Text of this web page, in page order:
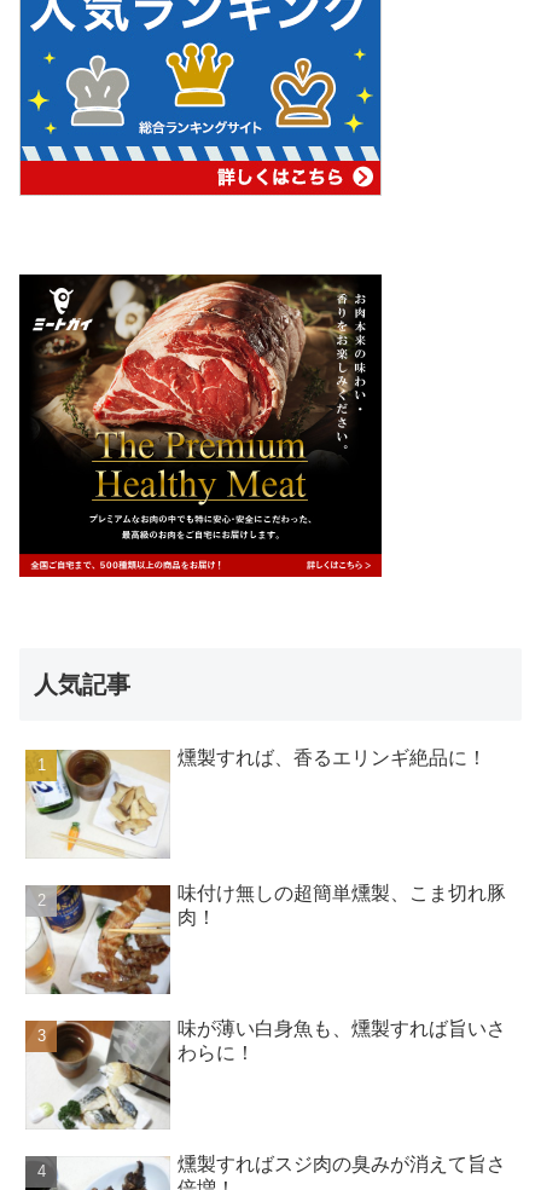
人気記事
燻製すれば、香るエリンギ絶品に！
味付け無しの超簡単燻製、こま切れ豚
肉！
味が薄い白身魚も、燻製すれば旨いさ
わらに！
燻製すればスジ肉の臭みが消えて旨さ